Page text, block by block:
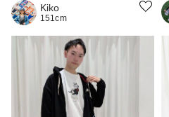
Kiko
151cm